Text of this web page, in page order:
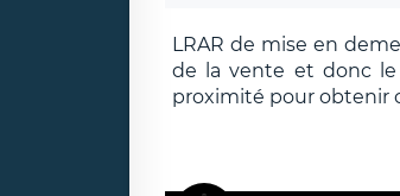
LRAR de mise en
de la vente et donc le
proximité pour obtenir